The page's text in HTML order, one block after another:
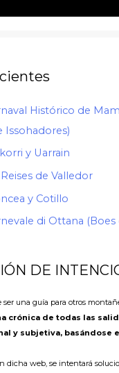
Histórico de
Issohadores)
y Uarrain
de Valledor
y Cotillo
di Ottana
DE
ser una guía para otros
crónica de todas las
y subjetiva, basándose
dicha web, se intentará